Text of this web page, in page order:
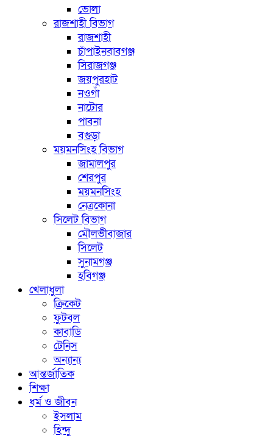
ভোলা
রাজশাহী বিভাগ
রাজশাহী
চাঁপাইনবাবগঞ্জ
সিরাজগঞ্জ
জয়পুরহাট
নওগাঁ
নাটোর
পাবনা
বগুড়া
ময়মনসিংহ বিভাগ
জামালপুর
শেরপুর
ময়মনসিংহ
নেত্রকোনা
সিলেট বিভাগ
মৌলভীবাজার
সিলেট
সুনামগঞ্জ
হবিগঞ্জ
খেলাধুলা
ক্রিকেট
ফুটবল
কাবাডি
টেনিস
অন্যান্য
আন্তর্জাতিক
শিক্ষা
ধর্ম ও জীবন
ইসলাম
হিন্দু